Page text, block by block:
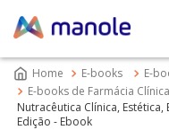
E-books
E-
E-books de Farmácia Clínica
Nutracêutica Clínica,
Edição - Ebook